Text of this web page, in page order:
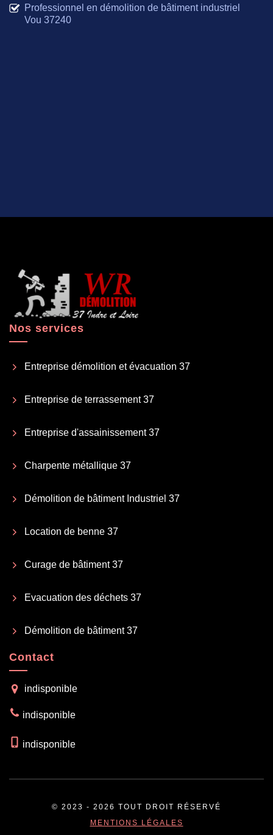
Professionnel en démolition de bâtiment industriel
Vou 37240
Nos services
Entreprise démolition et évacuation 37
Entreprise de terrassement 37
Entreprise d'assainissement 37
Charpente métallique 37
Démolition de bâtiment Industriel 37
Location de benne 37
Curage de bâtiment 37
Evacuation des déchets 37
Démolition de bâtiment 37
Contact
indisponible
indisponible
indisponible
© 2023 - 2026 TOUT DROIT RÉSERVÉ
MENTIONS LÉGALES